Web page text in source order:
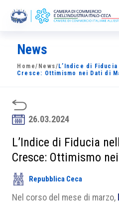
La Camera
News
Sviluppo Mercato
Soci
Partner
Progetti
News
Home/ News/ L’Indice di
Cresce: Ottimismo nei Dati di
26.03.2024
L’Indice di Fiducia
Cresce: Ottimismo
Repubblica Ceca
Nel corso del mese di marzo,